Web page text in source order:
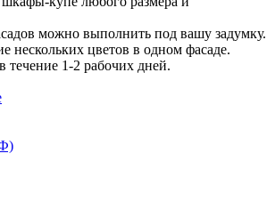
можно выполнить под вашу задумку.
нескольких цветов в одном фасаде.
течение 1-2 рабочих дней.